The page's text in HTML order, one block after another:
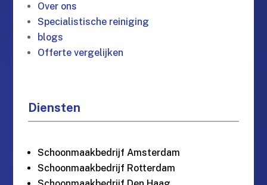
Over ons
Specialistische reiniging
blogs
Offerte vergelijken
Diensten
Schoonmaakbedrijf Amsterdam
Schoonmaakbedrijf Rotterdam